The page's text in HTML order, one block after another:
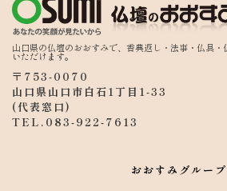
山口県の仏壇のおおすみで、香典返し・法事・仏具
いただけます。
〒753-0070
山口県山口市白石1丁目1-33
(代表窓口)
TEL. 083-922-7613
おおすみグループ